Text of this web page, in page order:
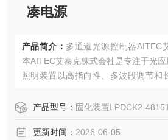
凑电源
产品简介： 多通道光源控制器AITEC
本AITEC艾泰克株式会社是专注于光
照明装置以高指向性、多波段调节和
年7月，事业内容：图像处理LED照
设计，制造。
产品型号： 固化装置LPDCK2-
更新时间： 2026-06-05